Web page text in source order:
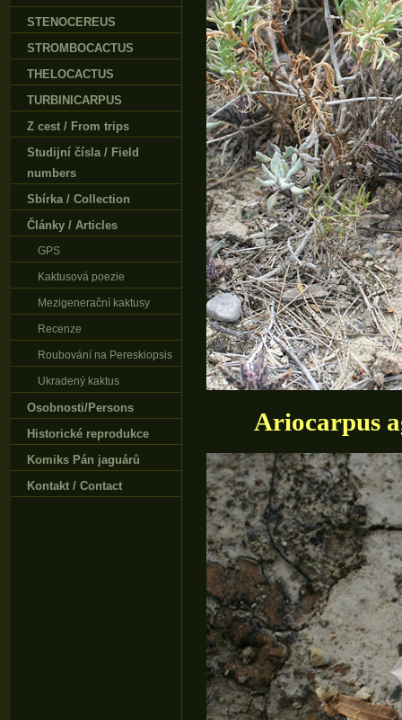
Ariocarpus
STENOCEREUS
STROMBOCACTUS
THELOCACTUS
TURBINICARPUS
Z cest / From trips
Studijní čísla / Field
numbers
Sbírka / Collection
Články / Articles
GPS
Kaktusová poezie
Mezigenerační kaktusy
Recenze
Roubování na Pereskiopsis
Ukradený kaktus
Osobnosti/Persons
Historické reprodukce
Komiks Pán jaguárů
Kontakt / Contact